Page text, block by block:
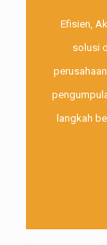
Efisien,
solusi
langkah